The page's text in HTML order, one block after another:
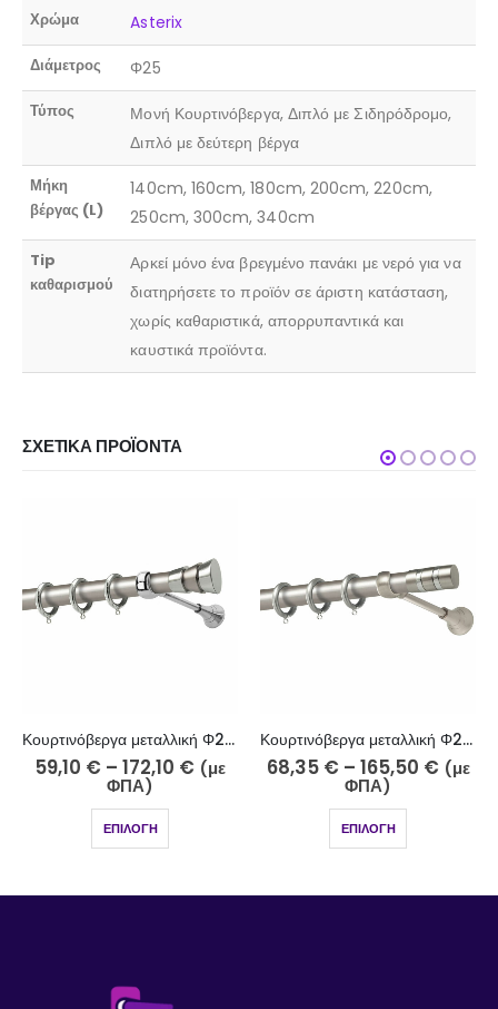
Χρώμα Asterix
Διάμετρος Φ25
Τύπος
Μονή Κουρτινόβεργα, Διπλό με Σιδηρόδρομο,
Διπλό με δεύτερη βέργα
Μήκη
βέργας (L)
140cm, 160cm, 180cm, 200cm, 220cm,
250cm, 300cm, 340cm
Tip
καθαρισμού
Αρκεί μόνο ένα βρεγμένο πανάκι με νερό για να
διατηρήσετε το προϊόν σε άριστη κατάσταση,
χωρίς καθαριστικά, απορρυπαντικά και
καυστικά προϊόντα.
ΣΧΕΤΙΚΆ ΠΡΟΪΌΝΤΑ
Κουρτινόβεργα μεταλλική Φ25 νίκελ ματ Λευκάδα Κ44-2510-5
59,10 € – 172,10 € (με
ΦΠΑ)
ΕΠΙΛΟΓΉ
Κουρτινόβεργα μεταλλική Φ25 νίκελ ματ Κεφαλονιά Κ42-2510-5
68,35 € – 165,50 € (με
ΦΠΑ)
ΕΠΙΛΟΓΉ